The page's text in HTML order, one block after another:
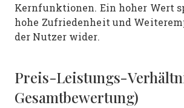
Kernfunktionen. Ein hoher Wert
hohe Zufriedenheit und
der Nutzer wider.
Preis-Leistungs-
Gesamtbewertung)